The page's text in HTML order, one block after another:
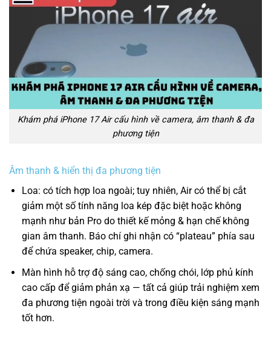
Khám phá iPhone 17 Air cấu hình về camera, âm thanh & đa
phương tiện
Âm thanh & hiển thị đa phương tiện
Loa: có tích hợp loa ngoài; tuy nhiên, Air có thể bị cắt
giảm một số tính năng loa kép đặc biệt hoặc không
mạnh như bản Pro do thiết kế mỏng & hạn chế không
gian âm thanh. Báo chí ghi nhận có “plateau” phía sau
để chứa speaker, chip, camera.
Màn hình hỗ trợ độ sáng cao, chống chói, lớp phủ kính
cao cấp để giảm phản xạ — tất cả giúp trải nghiệm xem
đa phương tiện ngoài trời và trong điều kiện sáng mạnh
tốt hơn.